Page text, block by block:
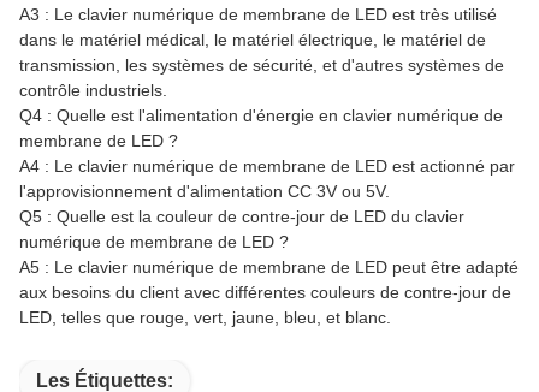
A3 : Le clavier numérique de membrane de LED est très utilisé
dans le matériel médical, le matériel électrique, le matériel de
transmission, les systèmes de sécurité, et d'autres systèmes de
contrôle industriels.
Q4 : Quelle est l'alimentation d'énergie en clavier numérique de
membrane de LED ?
A4 : Le clavier numérique de membrane de LED est actionné par
l'approvisionnement d'alimentation CC 3V ou 5V.
Q5 : Quelle est la couleur de contre-jour de LED du clavier
numérique de membrane de LED ?
A5 : Le clavier numérique de membrane de LED peut être adapté
aux besoins du client avec différentes couleurs de contre-jour de
LED, telles que rouge, vert, jaune, bleu, et blanc.
Les Étiquettes: